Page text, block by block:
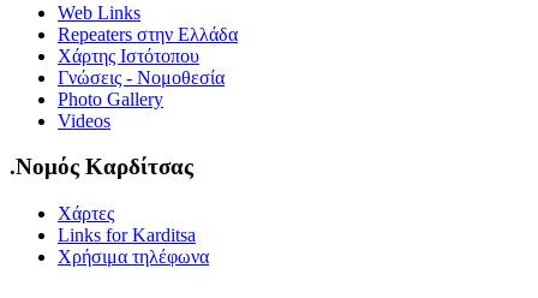
Web Links
Repeaters στην Ελλάδα
Χάρτης Ιστότοπου
Γνώσεις - Νομοθεσία
Photo Gallery
Videos
.Νομός Καρδίτσας
Χάρτες
Links for Karditsa
Χρήσιμα τηλέφωνα